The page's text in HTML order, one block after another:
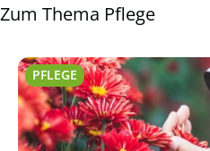
Zum Thema Pflege
PFLEGE